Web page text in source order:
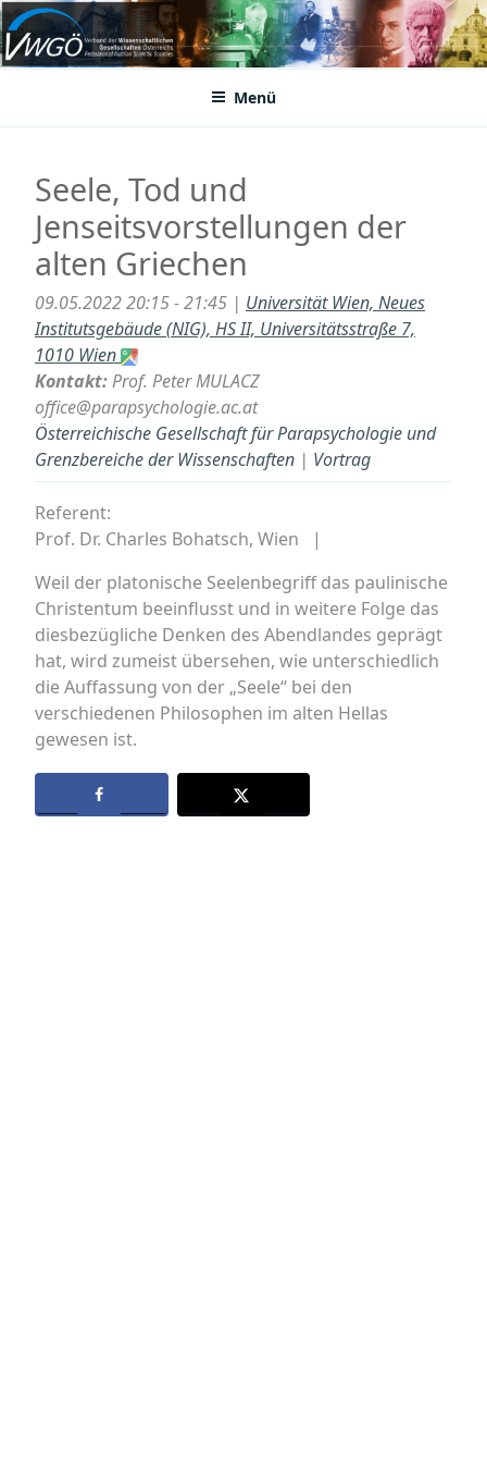
Zum
Inhalt
springenVWGÖ
Federation of Austrian Scientific Societies
Menü
Seele, Tod und
Jenseitsvorstellungen der
alten Griechen
09.05.2022 20:15 - 21:45 | Universität Wien, Neues
Institutsgebäude (NIG), HS II, Universitätsstraße 7,
1010 Wien
Kontakt:Prof. Peter MULACZ
office@parapsychologie.ac.at
Österreichische Gesellschaft für Parapsychologie und
Grenzbereiche der Wissenschaften | Vortrag
Referent:
Prof. Dr. Charles Bohatsch, Wien |
Weil der platonische Seelenbegriff das paulinische
Christentum beeinflusst und in weitere Folge das
diesbezügliche Denken des Abendlandes geprägt
hat, wird zumeist übersehen, wie unterschiedlich
die Auffassung von der „Seele“ bei den
verschiedenen Philosophen im alten Hellas
gewesen ist.